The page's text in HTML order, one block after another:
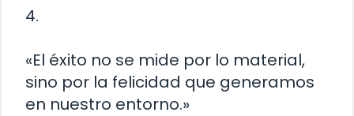
4.
«El éxito no se mide por lo material,
sino por la felicidad que generamos
en nuestro entorno.»